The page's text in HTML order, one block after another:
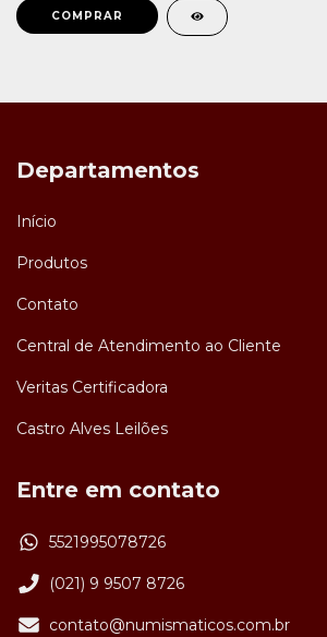
Departamentos
Início
Produtos
Contato
Central de Atendimento ao Cliente
Veritas Certificadora
Castro Alves Leilões
Entre em contato
5521995078726
(021) 9 9507 8726
contato@numismaticos.com.br